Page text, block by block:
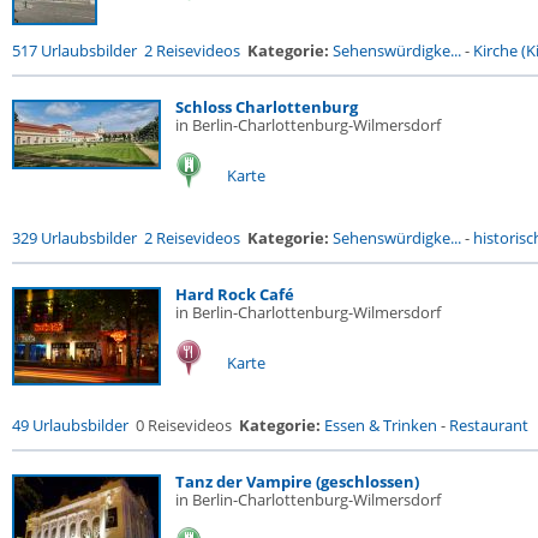
517 Urlaubsbilder 2 Reisevideos Kategorie: Sehenswürdigke...- Kirche
Schloss Charlottenburg
in Berlin-Charlottenburg-Wilmersdorf
Karte
329 Urlaubsbilder 2 Reisevideos Kategorie: Sehenswürdigke...-
Hard Rock Café
in Berlin-Charlottenburg-Wilmersdorf
Karte
49 Urlaubsbilder 0 Reisevideos Kategorie: Essen & Trinken - Restaurant
Tanz der Vampire (geschlossen)
in Berlin-Charlottenburg-Wilmersdorf